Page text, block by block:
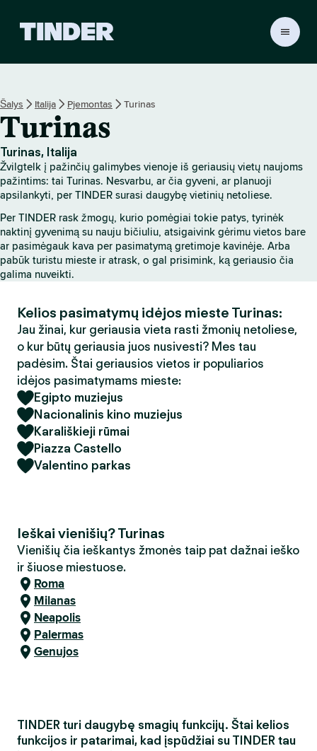
R
r
i
n
n
i
s
Šalys Italija Pjemontas Turinas
Turinas
Turinas, Italija
Žvilgtelk į pažinčių galimybes vienoje iš geriausių vietų naujoms
pažintims: tai Turinas. Nesvarbu, ar čia gyveni, ar planuoji
apsilankyti, per TINDER surasi daugybę vietinių netoliese.
Per TINDER rask žmogų, kurio pomėgiai tokie patys, tyrinėk
naktinį gyvenimą su nauju bičiuliu, atsigaivink gėrimu vietos bare
ar pasimėgauk kava per pasimatymą gretimoje kavinėje. Arba
pabūk turistu mieste ir atrask, o gal prisimink, ką geriausio čia
galima nuveikti.
Kelios pasimatymų idėjos mieste Turinas:
Jau žinai, kur geriausia vieta rasti žmonių netoliese,
o kur būtų geriausia juos nusivesti? Mes tau
padėsim. Štai geriausios vietos ir populiarios
idėjos pasimatymams mieste:
Egipto muziejus
Nacionalinis kino muziejus
Karališkieji rūmai
Piazza Castello
Valentino parkas
Ieškai vienišių? Turinas
Vienišių čia ieškantys žmonės taip pat dažnai ieško
ir šiuose miestuose.
Roma
Milanas
Neapolis
Palermas
Genujos
TINDER turi daugybę smagių funkcijų. Štai kelios
funkcijos ir patarimai, kad įspūdžiai su TINDER tau